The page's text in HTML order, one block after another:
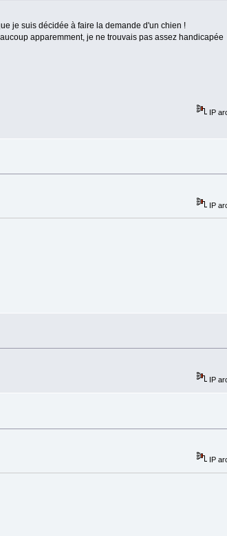
je suis décidée à faire la demande d'un chien !
apparemment, je ne trouvais pas assez handicapée
IP
IP
IP
IP